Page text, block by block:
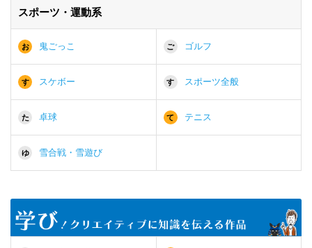
スポーツ・運動系
お 鬼ごっこ ご ゴルフ
す スケボー す スポーツ全般
た 卓球 て テニス
ゆ 雪合戦・雪遊び